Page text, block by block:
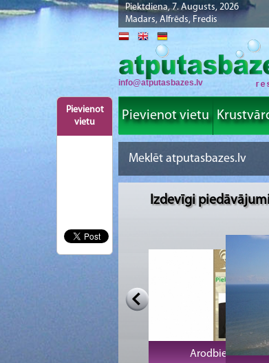
Piektdiena, 7. Augusts, 2026
Madars, Alfrēds, Fredis
Pievienot
vietu
info@atputasbazes.lv
Pievienot vietu
Izdevīgi
Arodbiedrību